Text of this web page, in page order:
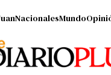
NacionalesMundo